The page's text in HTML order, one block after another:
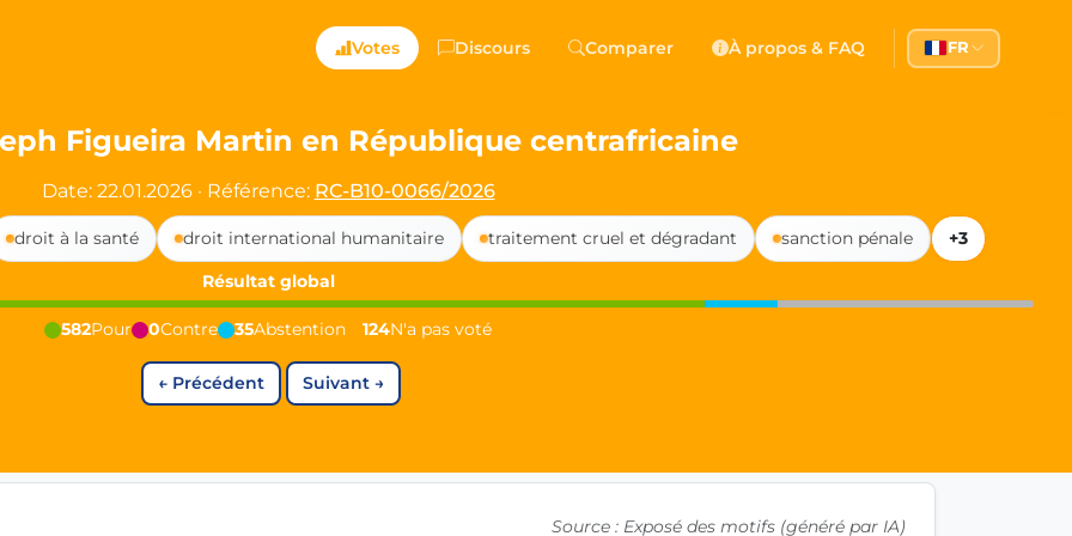
Directly Shaping Democracy
political party in Germany dedicated to digital democracy, government transparency, and citizen
since 2024
PdF co-founder
youngest mayor at 19 years old
democracy").
Votes Discours Comparer À propos & FAQ FR
Figueira Martin en République centrafricaine
Date: 22.01.2026 · Référence: RC-B10-0066/2026
droit à la santé droit international humanitaire traitement cruel et dégradant sanction pénale
+3
Résultat global
582Pour 0Contre 35Abstention 124N'a pas voté
← Précédent Suivant→
Source : Exposé des motifs (généré par IA)